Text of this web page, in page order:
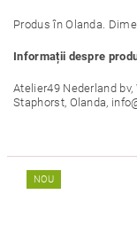
Produs în Olanda.
Informații despre
Atelier49 Nederland
Staphorst, Olanda,
NOU